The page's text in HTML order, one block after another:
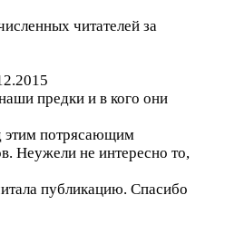
читателей за
предки и в кого они
этим потрясающим
Неужели не интересно то,
публикацию. Спасибо